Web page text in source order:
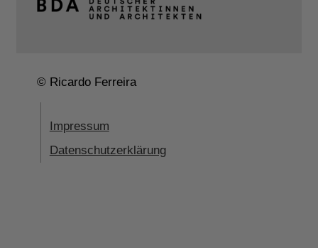
© Ricardo Ferreira
Impressum
Datenschutzerklärung